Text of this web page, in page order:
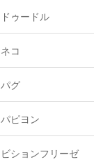
ドゥードル
ネコ
パグ
パピヨン
ビションフリーゼ